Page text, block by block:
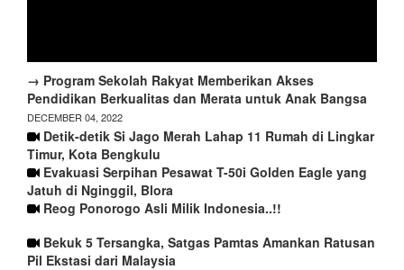
→ Program Sekolah Rakyat Memberikan Akses
Pendidikan Berkualitas dan Merata untuk Anak Bangsa
DECEMBER 04, 2022
Detik-detik Si Jago Merah Lahap 11 Rumah di Lingkar
Timur, Kota Bengkulu
Evakuasi Serpihan Pesawat T-50i Golden Eagle yang
Jatuh di Nginggil, Blora
Reog Ponorogo Asli Milik Indonesia..!!
Bekuk 5 Tersangka, Satgas Pamtas Amankan Ratusan
Pil Ekstasi dari Malaysia